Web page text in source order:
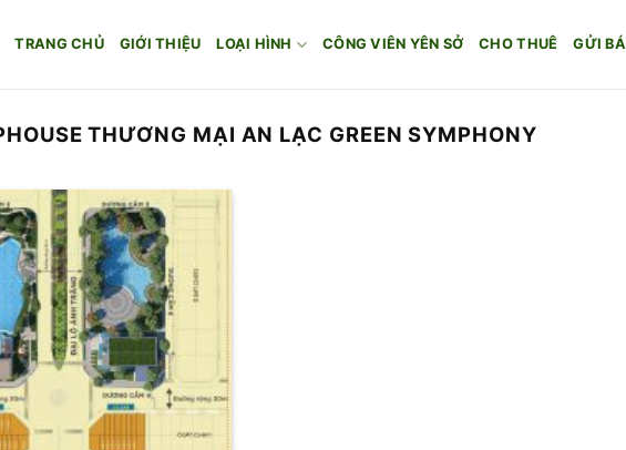
TRANG CHỦ GIỚI THIỆU LOẠI HÌNH CÔNG VIÊN YÊN SỞ CHO THUÊ GỬI
THƯƠNG MẠI AN LẠC GREEN SYMPHONY